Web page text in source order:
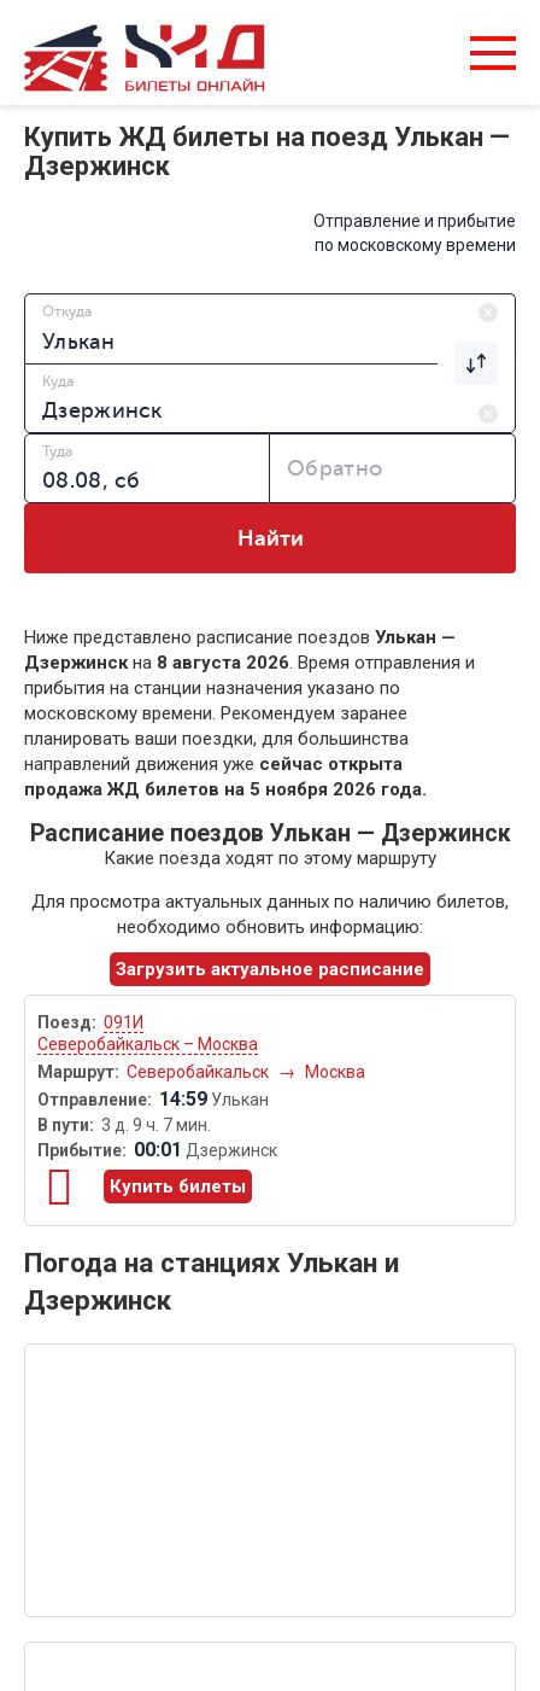
Купить ЖД билеты на поезд Улькан —
Дзержинск
Отправление и прибытие
по московскому времени
Откуда
Куда
Туда
Обратно
Найти
Ниже представлено расписание поездов Улькан —
Дзержинскна 8 августа 2026. Время отправления и
прибытия на станции назначения указано по
московскому времени. Рекомендуем заранее
планировать ваши поездки, для большинства
направлений движения уже сейчас открыта
продажа ЖД билетов на 5 ноября 2026 года.
Расписание поездов Улькан — Дзержинск
Какие поезда ходят по этому маршруту
Для просмотра актуальных данных по наличию билетов,
необходимо обновить информацию:
Загрузить актуальное расписание
091И
Северобайкальск – Москва
Северобайкальск
→ Москва
14:59 Улькан
3 д. 9 ч. 7 мин.
00:01 Дзержинск
Купить билеты
Погода на станциях Улькан и
Дзержинск